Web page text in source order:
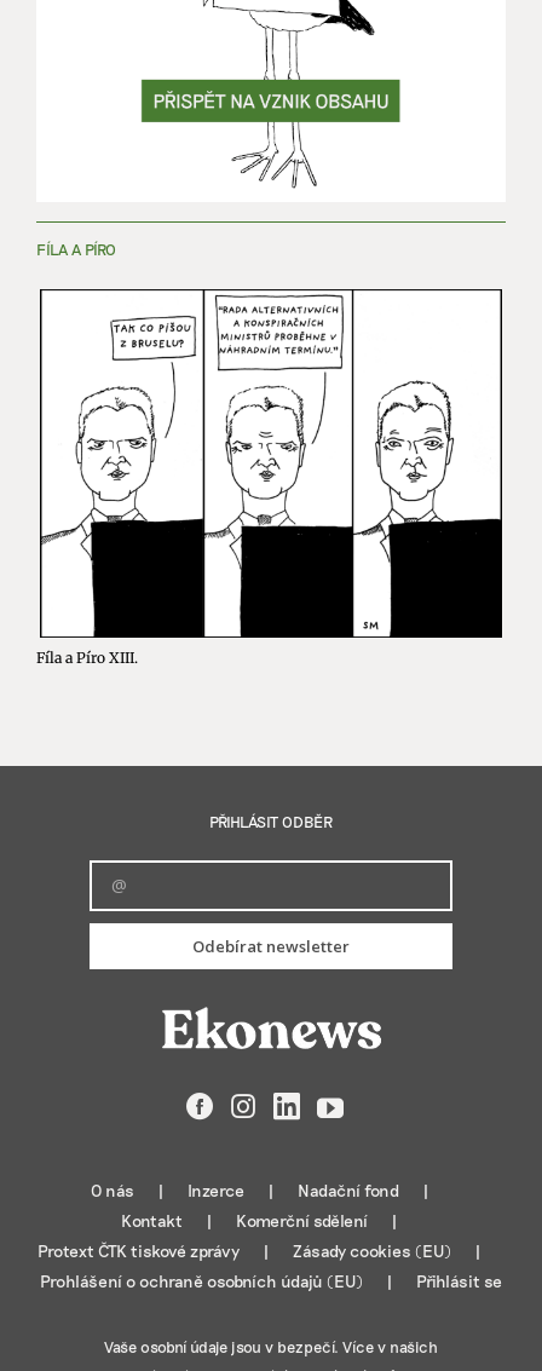
FÍLA A PÍRO
Fíla a Píro XIII.
PŘIHLÁSIT ODBĚR
Odebírat newsletter
FacebookInstagramLinkedIn
YouTube
O nás Inzerce
Nadační fond
Kontakt
Komerční sdělení
Protext ČTK tiskové zprávy
Zásady cookies (EU)
Prohlášení o ochraně osobních údajů (EU)
Přihlásit se
Vaše osobní údaje jsou v bezpečí. Více v našich